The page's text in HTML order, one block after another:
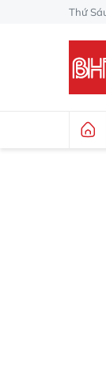
Thứ